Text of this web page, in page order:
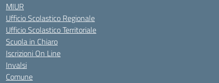
MIUR
Ufficio Scolastico Regionale
Ufficio Scolastico Territoriale
Scuola in Chiaro
Iscrizioni On Line
Invalsi
Comune